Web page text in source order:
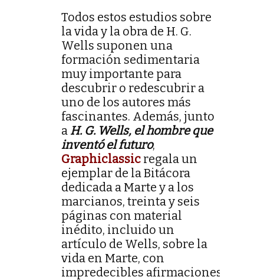
Todos estos estudios sobre
la vida y la obra de H. G.
Wells suponen una
formación sedimentaria
muy importante para
descubrir o redescubrir a
uno de los autores más
fascinantes. Además, junto
a H. G. Wells, el hombre que
inventó el futuro,
Graphiclassic regala un
ejemplar de la Bitácora
dedicada a Marte y a los
marcianos, treinta y seis
páginas con material
inédito, incluido un
artículo de Wells, sobre la
vida en Marte, con
impredecibles afirmaciones.